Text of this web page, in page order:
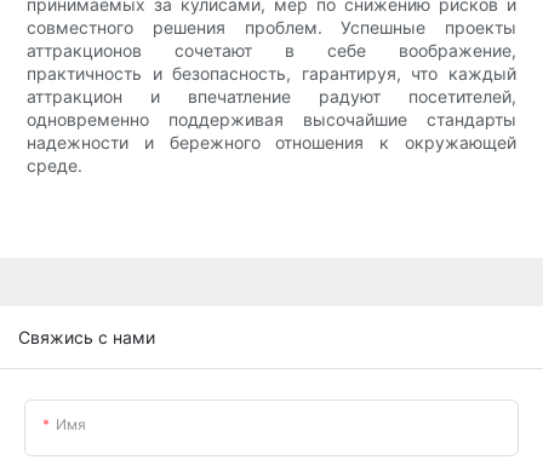
принимаемых за кулисами, мер по снижению рисков и
совместного решения проблем. Успешные проекты
аттракционов сочетают в себе воображение,
практичность и безопасность, гарантируя, что каждый
аттракцион и впечатление радуют посетителей,
одновременно поддерживая высочайшие стандарты
надежности и бережного отношения к окружающей
среде.
Свяжись с нами
Имя